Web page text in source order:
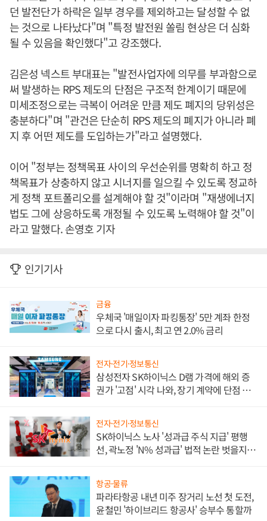
던 발전단가 하락은 일부 경우를 제외하고는 달성할 수 없
는 것으로 나타났다"며 "특정 발전원 쏠림 현상은 더 심화
될 수 있음을 확인했다"고 강조했다.
김은성 넥스트 부대표는 "발전사업자에 의무를 부과함으로
써 발생하는 RPS 제도의 단점은 구조적 한계이기 때문에
미세조정으로는 극복이 어려운 만큼 제도 폐지의 당위성은
충분하다"며 "관건은 단순히 RPS 제도의 폐지가 아니라 폐
지 후 어떤 제도를 도입하는가"라고 설명했다.
이어 "정부는 정책목표 사이의 우선순위를 명확히 하고 정
책목표가 상충하지 않고 시너지를 일으킬 수 있도록 정교하
게 정책 포트폴리오를 설계해야 할 것"이라며 "재생에너지
법도 그에 상응하도록 개정될 수 있도록 노력해야 할 것"이
라고 말했다. 손영호 기자
인기기사
금융
우체국 '매일이자 파킹통장' 5만 계좌 한정
으로 다시 출시, 최고 연 2.0% 금리
전자·전기·정보통신
삼성전자 SK하이닉스 D램 가격에 해외 증
권가 '고점' 시각 나와, 장기 계약에 단점 부
전자·전기·정보통신
SK하이닉스 노사 '성과급 주식 지급' 평행
선, 곽노정 'N% 성과급' 법적 논란 벗을지 주
항공·물류
파라타항공 내년 미주 장거리 노선 첫 도전,
윤철민 '하이브리드 항공사' 승부수 통할까